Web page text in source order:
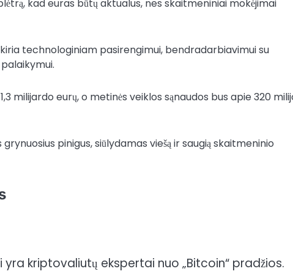
kad euras būtų aktualus, nes skaitmeniniai mokėjimai
technologiniam pasirengimui, bendradarbiavimui su
milijardo eurų, o metinės veiklos sąnaudos bus apie 320
pinigus, siūlydamas viešą ir saugią skaitmeninio
kriptovaliutų ekspertai nuo „Bitcoin“ pradžios.